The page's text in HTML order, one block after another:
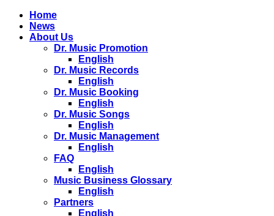
Home
News
About Us
Dr. Music Promotion
English
Dr. Music Records
English
Dr. Music Booking
English
Dr. Music Songs
English
Dr. Music Management
English
FAQ
English
Music Business Glossary
English
Partners
English